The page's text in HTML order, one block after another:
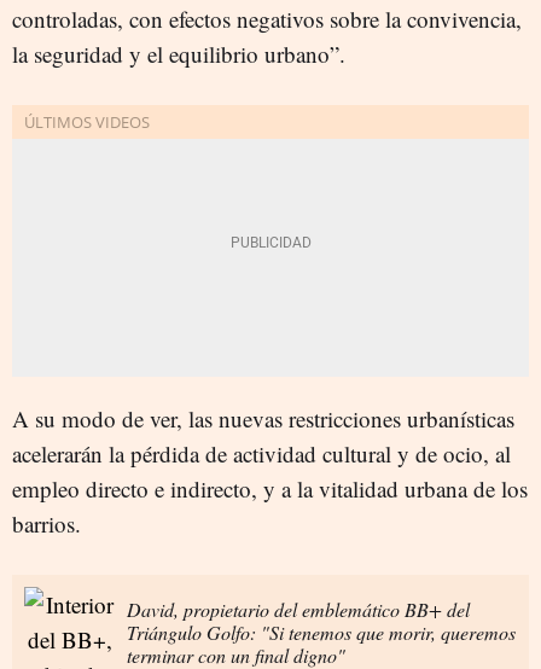
controladas, con efectos negativos sobre la convivencia,
la seguridad y el equilibrio urbano”.
A su modo de ver, las nuevas restricciones urbanísticas
acelerarán la pérdida de actividad cultural y de ocio, al
empleo directo e indirecto, y a la vitalidad urbana de los
barrios.
David, propietario del emblemático BB+ del
Triángulo Golfo: "Si tenemos que morir, queremos
terminar con un final digno"